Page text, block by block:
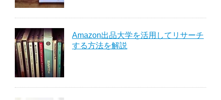
Amazon出品大学を活用してリサーチ
する方法を解説